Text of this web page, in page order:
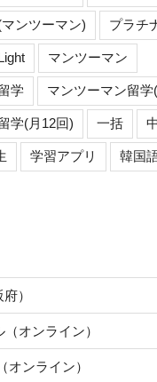
ンツーマン) プラチ
マンツーマン
学 マンツーマン留学
学(月12回) 一括
学習アプリ 韓国
）
オンライン）
オンライン）